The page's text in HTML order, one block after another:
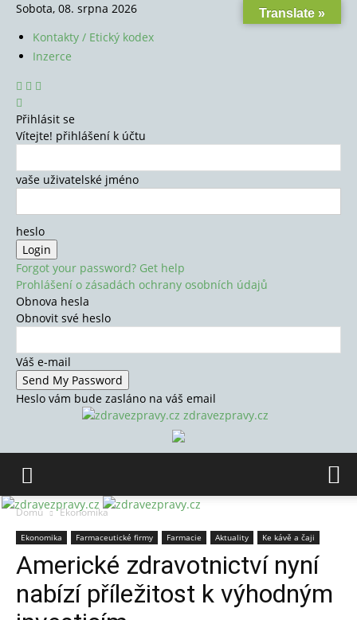
Sobota, 08. srpna 2026
Kontakty / Etický kodex
Inzerce
Přihlásit se
Vítejte! přihlášení k účtu
vaše uživatelské jméno
heslo
Forgot your password? Get help
Prohlášení o zásadách ochrany osobních údajů
Obnova hesla
Obnovit své heslo
Váš e-mail
Heslo vám bude zasláno na váš email
zdravezpravy.cz
Domů Ekonomika
Ekonomika Farmaceutické firmy Farmacie Aktuality Ke kávě a čaji
Americké zdravotnictví nyní
nabízí příležitost k výhodným
Translate »